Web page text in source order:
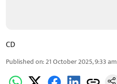
CD
Published on:21 October 2025, 9:33 am